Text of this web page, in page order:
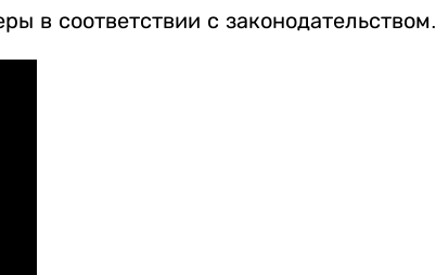
в соответствии с законодательством.